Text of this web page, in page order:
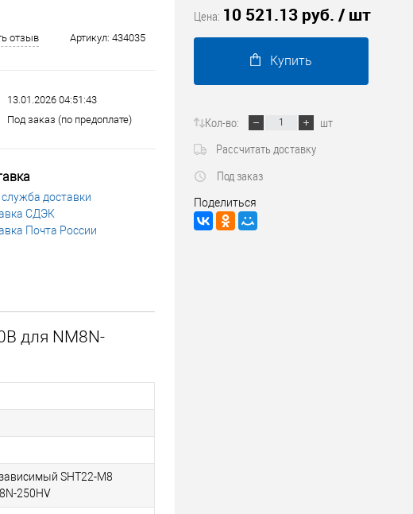
Трубопроводные системы
отзыв Артикул: 434035
13.01.2026 04:51:43
Под заказ (по предоплате)
доставки
СДЭК
Почта России
для NM8N-
SHT22-M8
250HV
Цена: 10 521.13 руб. / шт
Купить
Кол-во:
шт
Рассчитать доставку
Под заказ
Поделиться